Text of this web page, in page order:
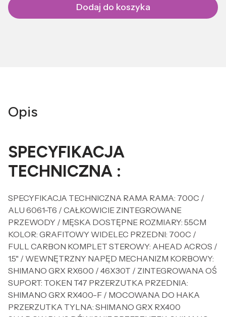
Dodaj do koszyka
Opis
SPECYFIKACJA
TECHNICZNA :
SPECYFIKACJA TECHNICZNA RAMA RAMA: 700C /
ALU 6061-T6 / CAŁKOWICIE ZINTEGROWANE
PRZEWODY / MĘSKA DOSTĘPNE ROZMIARY: 55CM
KOLOR: GRAFITOWY WIDELEC PRZEDNI: 700C /
FULL CARBON KOMPLET STEROWY: AHEAD ACROS /
1.5" / WEWNĘTRZNY NAPĘD MECHANIZM KORBOWY:
SHIMANO GRX RX600 / 46X30T / ZINTEGROWANA OŚ
SUPORT: TOKEN T47 PRZERZUTKA PRZEDNIA:
SHIMANO GRX RX400-F / MOCOWANA DO HAKA
PRZERZUTKA TYLNA: SHIMANO GRX RX400